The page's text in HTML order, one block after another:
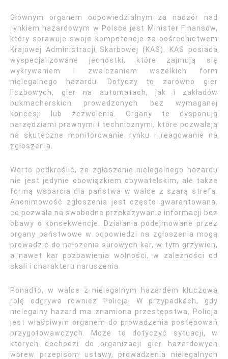
Głównym organem odpowiedzialnym za nadzór nad
rynkiem hazardowym w Polsce jest Minister Finansów,
który sprawuje swoje kompetencje za pośrednictwem
Krajowej Administracji Skarbowej (KAS). KAS posiada
wyspecjalizowane jednostki, które zajmują się
wykrywaniem i zwalczaniem wszelkich form
nielegalnego hazardu. Dotyczy to zarówno gier
liczbowych, gier na automatach, jak i zakładów
bukmacherskich prowadzonych bez wymaganej
koncesji lub zezwolenia. Organy te dysponują
narzędziami prawnymi i technicznymi, które pozwalają
na skuteczne monitorowanie rynku i reagowanie na
zgłoszenia.
Warto podkreślić, że zgłaszanie nielegalnego hazardu
nie jest jedynie obowiązkiem obywatelskim, ale także
formą wsparcia dla państwa w walce z szarą strefą.
Anonimowość zgłoszenia jest często gwarantowana,
co pozwala na swobodne przekazywanie informacji bez
obawy o konsekwencje. Działania podejmowane przez
organy państwowe w odpowiedzi na zgłoszenia mogą
prowadzić do nałożenia surowych kar, w tym grzywien,
a nawet kar pozbawienia wolności, w zależności od
skali i charakteru naruszenia.
Ponadto, w walce z nielegalnym hazardem kluczową
rolę odgrywa również Policja. W przypadkach, gdy
nielegalny hazard ma znamiona przestępstwa, Policja
jest właściwym organem do prowadzenia postępowań
przygotowawczych. Może to dotyczyć sytuacji, w
których dochodzi do organizacji gier hazardowych
wbrew przepisom ustawy, prowadzenia nielegalnych